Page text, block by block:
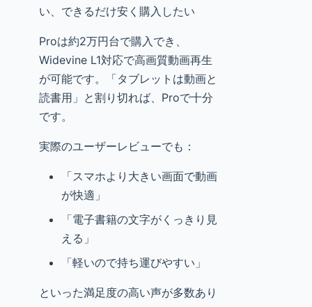
い、できるだけ安く購入したい
Proは約2万円台で購入でき、
Widevine L1対応で高画質動画再生
が可能です。「タブレットは動画と
読書用」と割り切れば、Proで十分
です。
実際のユーザーレビューでも：
「スマホより大きい画面で動画
が快適」
「電子書籍の文字がくっきり見
える」
「軽いので持ち運びやすい」
といった満足度の高い声が多数あり